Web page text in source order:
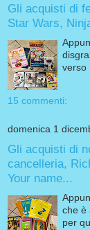
Gli acquisti di
Star Wars,
verso
15 commenti:
domenica 1
Gli acquisti di
cancelleria,
Your name...
che è
per